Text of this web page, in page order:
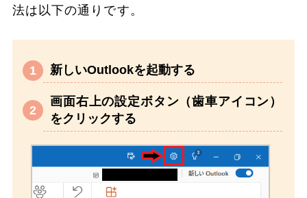
法は以下の通りです。
新しいOutlookを起動する
画面右上の設定ボタン（歯車アイコン）
をクリックする